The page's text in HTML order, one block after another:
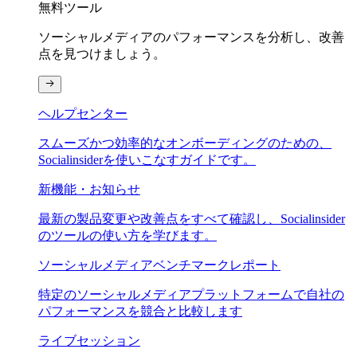
無料ツール
ソーシャルメディアのパフォーマンスを分析し、改善
点を見つけましょう。
ヘルプセンター
スムーズかつ効率的なオンボーディングのための、
Socialinsiderを使いこなすガイドです。
新機能・お知らせ
最新の製品変更や改善点をすべて確認し、Socialinsider
のツールの使い方を学びます。
ソーシャルメディアベンチマークレポート
特定のソーシャルメディアプラットフォームで自社の
パフォーマンスを競合と比較します
ライブセッション